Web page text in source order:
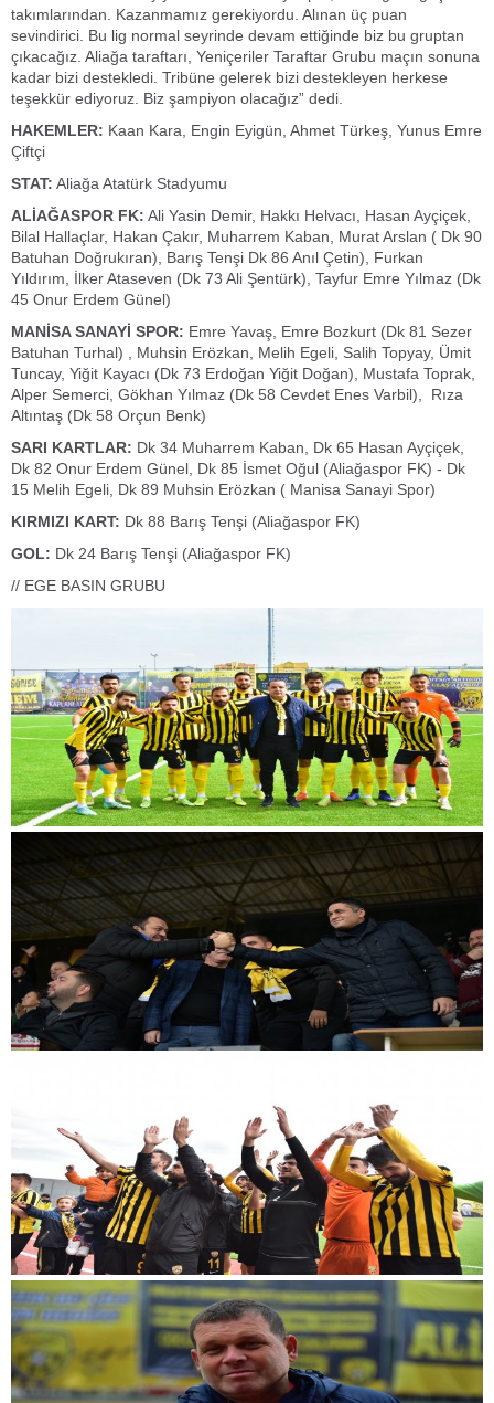
takımlarından. Kazanmamız gerekiyordu. Alınan üç puan
sevindirici. Bu lig normal seyrinde devam ettiğinde biz bu gruptan
çıkacağız. Aliağa taraftarı, Yeniçeriler Taraftar Grubu maçın sonuna
kadar bizi destekledi. Tribüne gelerek bizi destekleyen herkese
teşekkür ediyoruz. Biz şampiyon olacağız” dedi.
HAKEMLER: Kaan Kara, Engin Eyigün, Ahmet Türkeş, Yunus Emre
Çiftçi
STAT: Aliağa Atatürk Stadyumu
ALİAĞASPOR FK: Ali Yasin Demir, Hakkı Helvacı, Hasan Ayçiçek,
Bilal Hallaçlar, Hakan Çakır, Muharrem Kaban, Murat Arslan ( Dk 90
Batuhan Doğrukıran), Barış Tenşi Dk 86 Anıl Çetin), Furkan
Yıldırım, İlker Ataseven (Dk 73 Ali Şentürk), Tayfur Emre Yılmaz (Dk
45 Onur Erdem Günel)
MANİSA SANAYİ SPOR: Emre Yavaş, Emre Bozkurt (Dk 81 Sezer
Batuhan Turhal) , Muhsin Erözkan, Melih Egeli, Salih Topyay, Ümit
Tuncay, Yiğit Kayacı (Dk 73 Erdoğan Yiğit Doğan), Mustafa Toprak,
Alper Semerci, Gökhan Yılmaz (Dk 58 Cevdet Enes Varbil), Rıza
Altıntaş (Dk 58 Orçun Benk)
SARI KARTLAR: Dk 34 Muharrem Kaban, Dk 65 Hasan Ayçiçek,
Dk 82 Onur Erdem Günel, Dk 85 İsmet Oğul (Aliağaspor FK) - Dk
15 Melih Egeli, Dk 89 Muhsin Erözkan ( Manisa Sanayi Spor)
KIRMIZI KART: Dk 88 Barış Tenşi (Aliağaspor FK)
GOL: Dk 24 Barış Tenşi (Aliağaspor FK)
// EGE BASIN GRUBU